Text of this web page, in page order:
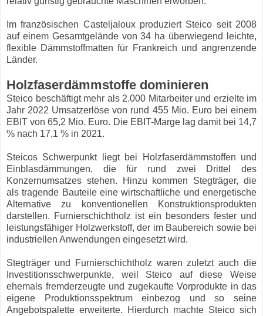
Im französischen Casteljaloux produziert Steico seit 2008
auf einem Gesamtgelände von 34 ha überwiegend leichte,
flexible Dämmstoffmatten für Frankreich und angrenzende
Länder.
Holzfaserdämmstoffe dominieren
Steico beschäftigt mehr als 2.000 Mitarbeiter und erzielte im
Jahr 2022 Umsatzerlöse von rund 455 Mio. Euro bei einem
EBIT von 65,2 Mio. Euro. Die EBIT-Marge lag damit bei 14,7
% nach 17,1 % in 2021.
Steicos Schwerpunkt liegt bei Holzfaserdämmstoffen und
Einblasdämmungen, die für rund zwei Drittel des
Konzernumsatzes stehen. Hinzu kommen Stegträger, die
als tragende Bauteile eine wirtschaftliche und energetische
Alternative zu konventionellen Konstruktionsprodukten
darstellen. Furnierschichtholz ist ein besonders fester und
leistungsfähiger Holzwerkstoff, der im Baubereich sowie bei
industriellen Anwendungen eingesetzt wird.
Stegträger und Furnierschichtholz waren zuletzt auch die
Investitionsschwerpunkte, weil Steico auf diese Weise
ehemals fremderzeugte und zugekaufte Vorprodukte in das
eigene Produktionsspektrum einbezog und so seine
Angebotspalette erweiterte. Hierdurch machte Steico sich